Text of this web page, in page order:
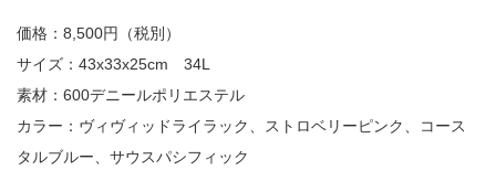
価格：8,500円（税別）
サイズ：43x33x25cm 34L
素材：600デニールポリエステル
カラー：ヴィヴィッドライラック、ストロベリーピンク、コース
タルブルー、サウスパシフィック